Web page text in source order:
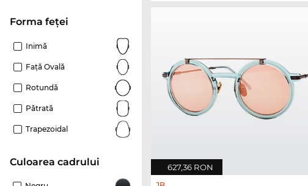
Forma feței
Inimă
Față Ovală
Rotundă
Pătrată
Trapezoidal
Culoarea cadrului 627,36 RON